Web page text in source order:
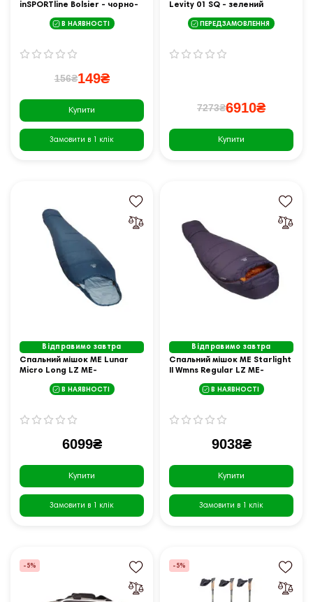
inSPORTline Bolsier - чорно-
В НАЯВНОСТІ
156₴149₴
Купити
Замовити в 1 клік
Levity 01 SQ - зелений
ПЕРЕДЗАМОВЛЕННЯ
7273₴6910₴
Купити
Відправимо завтра
Спальний мішок ME Lunar
Micro Long LZ ME-
В НАЯВНОСТІ
6099₴
Купити
Замовити в 1 клік
Відправимо завтра
Спальний мішок ME Starlight
II Wmns Regular LZ ME-
В НАЯВНОСТІ
9038₴
Купити
Замовити в 1 клік
-5% -5%